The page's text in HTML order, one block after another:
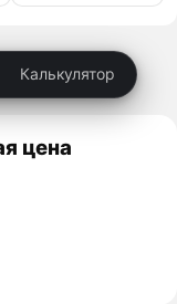
Калькулятор
цена